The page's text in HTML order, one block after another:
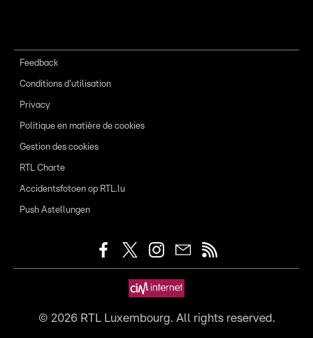
Feedback
Conditions d'utilisation
Privacy
Politique en matière de cookies
Gestion des cookies
RTL Charte
Accidentsfotoen op RTL.lu
Push Astellungen
© 2026RTL Luxembourg. All rights reserved.